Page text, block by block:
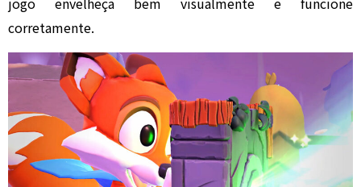
corretamente.